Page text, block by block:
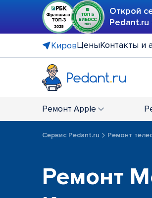
Открой
КировЦеныКонтакты и
Ремонт Apple
Сервис Pedant.ru Ремонт
Ремонт